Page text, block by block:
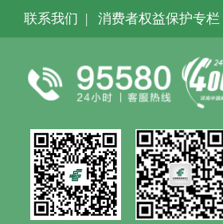
联系我们 | 消费者权益保护专栏